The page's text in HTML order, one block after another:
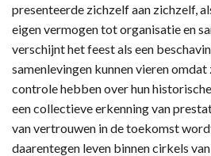
presenteerde zichzelf aan zichzelf,
eigen vermogen tot organisatie en
verschijnt het feest als een
samenlevingen kunnen vieren
controle hebben over hun
een collectieve erkenning van
van vertrouwen in de toekomst
daarentegen leven binnen cirkels